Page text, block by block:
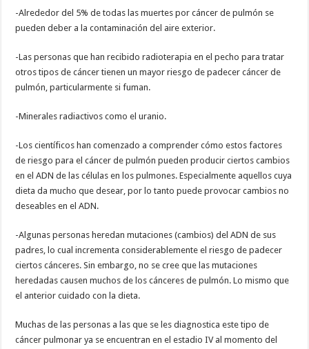
-Alrededor del 5% de todas las muertes por cáncer de pulmón se
pueden deber a la contaminación del aire exterior.
-Las personas que han recibido radioterapia en el pecho para tratar
otros tipos de cáncer tienen un mayor riesgo de padecer cáncer de
pulmón, particularmente si fuman.
-Minerales radiactivos como el uranio.
-Los científicos han comenzado a comprender cómo estos factores
de riesgo para el cáncer de pulmón pueden producir ciertos cambios
en el ADN de las células en los pulmones. Especialmente aquellos cuya
dieta da mucho que desear, por lo tanto puede provocar cambios no
deseables en el ADN.
-Algunas personas heredan mutaciones (cambios) del ADN de sus
padres, lo cual incrementa considerablemente el riesgo de padecer
ciertos cánceres. Sin embargo, no se cree que las mutaciones
heredadas causen muchos de los cánceres de pulmón. Lo mismo que
el anterior cuidado con la dieta.
Muchas de las personas a las que se les diagnostica este tipo de
cáncer pulmonar ya se encuentran en el estadio IV al momento del